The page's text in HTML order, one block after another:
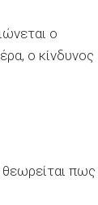
ο
ο κίνδυνος
πως